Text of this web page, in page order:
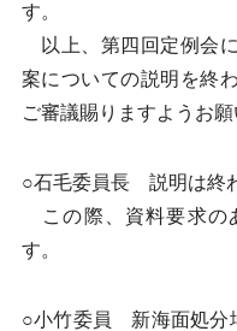
す。
以上、第四回定例会
案についての説明を終
ご審議賜りますようお願
○石毛委員長 説明は終
この際、資料要求の
す。
○小竹委員 新海面処分